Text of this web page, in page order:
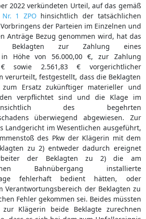
2022 verkündeten Urteil, auf das gemäß
1 ZPO hinsichtlich der tatsächlichen
der Parteien im Einzelnen und
Anträge Bezug genommen wird, hat das
Beklagten zur Zahlung eines
in Höhe von 56.000,00 €, zur Zahlung
sowie 2.561,83 € vorgerichtlicher
verurteilt, festgestellt, dass die Beklagten
Ersatz zukünftiger materieller und
verpflichtet sind und die Klage im
des begehrten
überwiegend abgewiesen. Zur
Landgericht im Wesentlichen ausgeführt,
des Pkw der Klägerin mit dem
zu 2) entweder dadurch ereignet
der Beklagten zu 2) die am
Bahnübergang installierte
fehlerhaft bedient hätten, oder
Verantwortungsbereich der Beklagten zu
Fehler gekommen sei. Beides müssten
Klägerin beide Beklagte zurechnen